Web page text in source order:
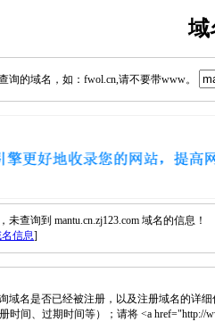
域
询的域名，如：fwol.cn,请不要带www。
未查询到 mantu.cn.zj123.com 域名的信息！
信息]
域名是否已经被注册，以及注册域名的详
时间、过期时间等）；请将 <a href="http://